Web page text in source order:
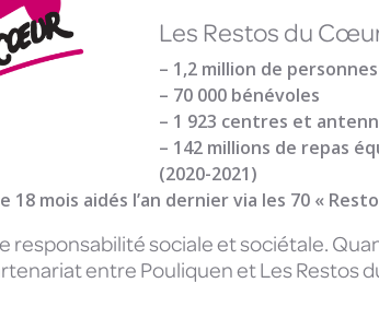
Les Restos du
– 1,2 million de
– 70 000 bénévoles
– 1 923 centres et
– 142 millions de repas
(2020-2021)
18 mois aidés l’an dernier via les 70 «
responsabilité sociale et sociétale.
entre Pouliquen et Les Restos